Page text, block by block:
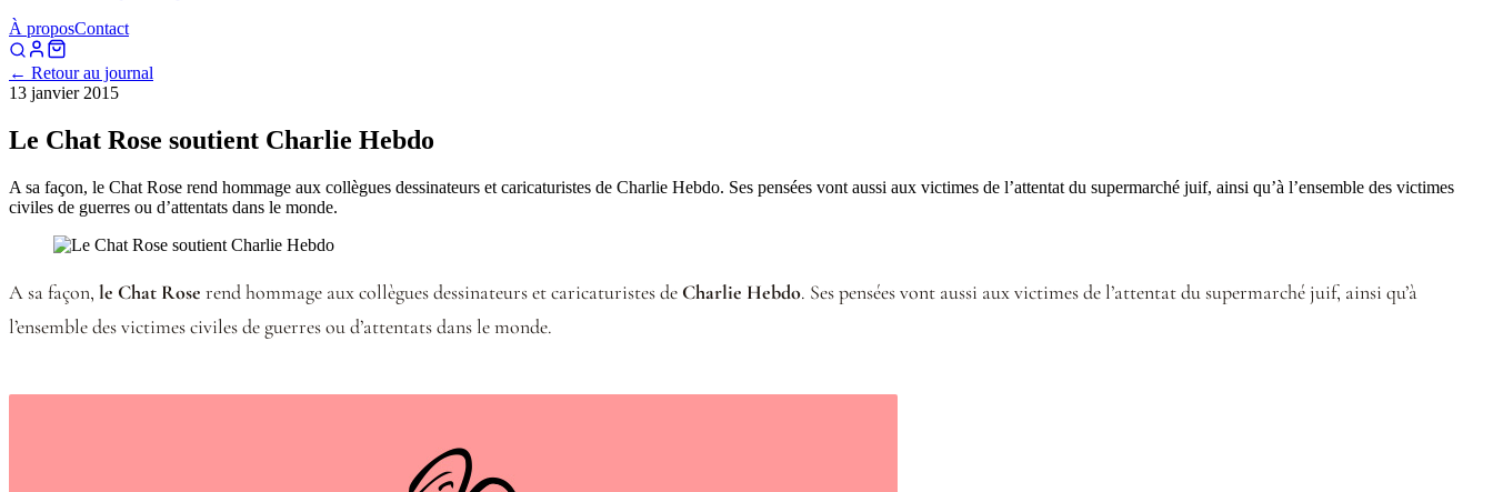
À proposContact
← Retour au journal
13 janvier 2015
Le Chat Rose soutient Charlie Hebdo
A sa façon, le Chat Rose rend hommage aux collègues dessinateurs et caricaturistes de Charlie Hebdo. Ses pensées vont aussi aux victimes de l’attentat du supermarché juif, ainsi qu’à l’ensemble des victimes
civiles de guerres ou d’attentats dans le monde.
A sa façon, le Chat Rose rend hommage aux collègues dessinateurs et caricaturistes de Charlie Hebdo. Ses pensées vont aussi aux victimes de l’attentat du supermarché juif, ainsi qu’à
l’ensemble des victimes civiles de guerres ou d’attentats dans le monde.